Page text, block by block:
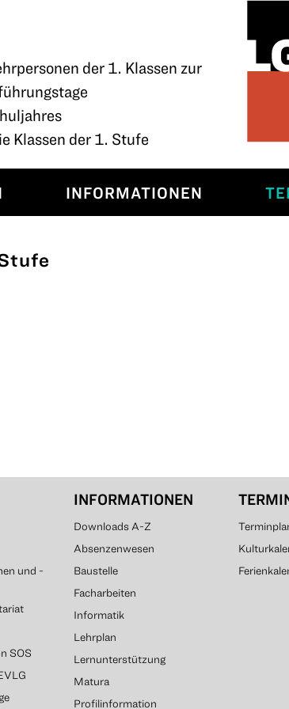
der 1. Klassen zur
Klassen der 1. Stufe
INFORMATIONEN
und -
SOS
INFORMATIONEN
Downloads A-Z
Absenzenwesen
Baustelle
Facharbeiten
Informatik
Lehrplan
Lernunterstützung
Matura
Profilinformation